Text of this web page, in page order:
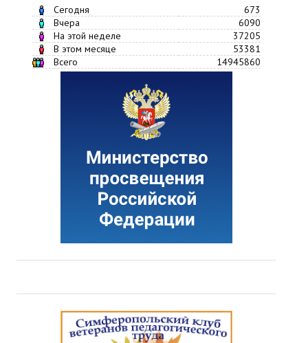
Сегодня
673
Вчера
6090
На этой неделе
37205
В этом месяце
53381
Всего
14945860